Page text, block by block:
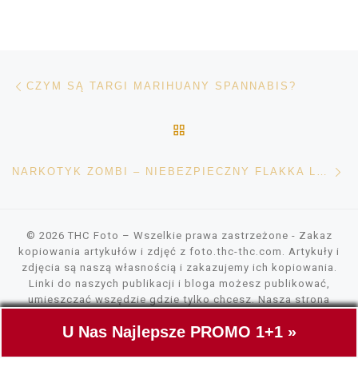
Nawigacja wpisu
CZYM SĄ TARGI MARIHUANY SPANNABIS?
NARKOTYK ZOMBI – NIEBEZPIECZNY FLAKKA LUB ALFA-PVP
© 2026THC Foto – Wszelkie prawa zastrzeżone - Zakaz
kopiowania artykułów i zdjęć z foto.thc-thc.com. Artykuły i
zdjęcia są naszą własnością i zakazujemy ich kopiowania.
Linki do naszych publikacji i bloga możesz publikować,
umieszczać wszędzie gdzie tylko chcesz. Nasza strona
zawartości. Nie gromadzimy żadnych danych.
U Nas Najlepsze PROMO 1+1 »